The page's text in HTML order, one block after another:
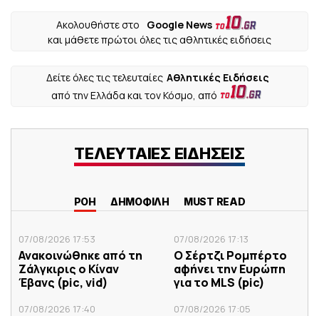
Ακολουθήστε στο
Google News
και μάθετε πρώτοι όλες τις αθλητικές ειδήσεις
Δείτε όλες τις τελευταίες Αθλητικές Ειδήσεις
από την Ελλάδα και τον Κόσμο, από
ΤΕΛΕΥΤΑΙΕΣ ΕΙΔΗΣΕΙΣ
ΡΟΗ ΔΗΜΟΦΙΛΗ MUST READ
07/08/2026 17:53
Ανακοινώθηκε από τη
Ζάλγκιρις ο Κίναν
Έβανς (pic, vid)
07/08/2026 17:40
07/08/2026 17:13
Ο Σέρτζι Ρομπέρτο
αφήνει την Ευρώπη
για το MLS (pic)
07/08/2026 17:05